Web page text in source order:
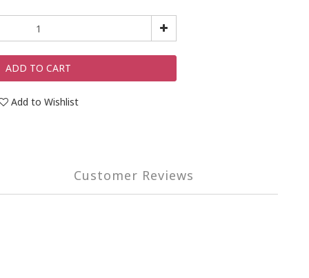
ADD TO CART
Add to Wishlist
Customer Reviews